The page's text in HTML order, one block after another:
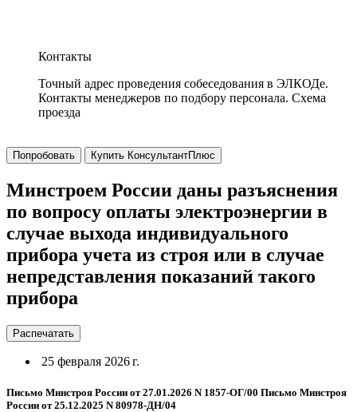
Контакты
Точный адрес проведения собеседования в ЭЛКОДе.
Контакты менеджеров по подбору персонала. Схема
проезда
Попробовать Купить КонсультантПлюс
Минстроем России даны разъяснения
по вопросу оплаты электроэнергии в
случае выхода индивидуального
прибора учета из строя или в случае
непредставления показаний такого
прибора
Распечатать
25 февраля 2026 г.
Письмо Минстроя России от 27.01.2026 N 1857-ОГ/00 Письмо Минстроя
России от 25.12.2025 N 80978-ДН/04